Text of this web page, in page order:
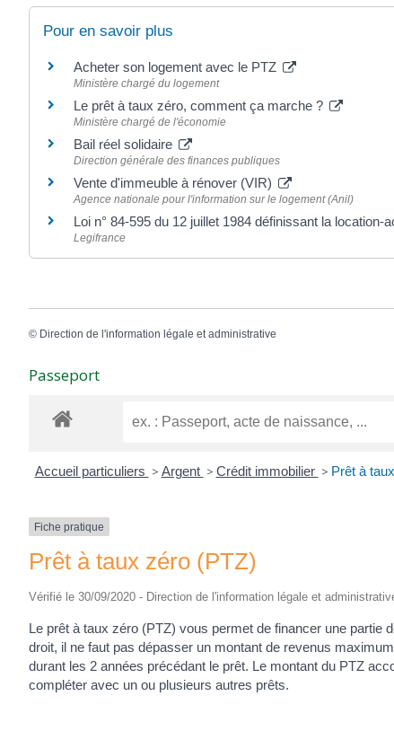
Pour en savoir plus
Acheter son logement avec le PTZ
Ministère chargé du logement
Le prêt à taux zéro, comment ça marche ?
Ministère chargé de l'économie
Bail réel solidaire
Direction générale des finances publiques
Vente d'immeuble à rénover (VIR)
Agence nationale pour l'information sur le logement (Anil)
Loi n° 84-595 du 12 juillet 1984 définissant la location-
Legifrance
© Direction de l'information légale et administrative
Passeport
Accueil particuliers > Argent > Crédit immobilier > Prêt à
Fiche pratique
Prêt à taux zéro (PTZ)
Vérifié le 30/09/2020 - Direction de l'information légale et
Le prêt à taux zéro (PTZ) vous permet de financer une partie
droit, il ne faut pas dépasser un montant de revenus
durant les 2 années précédant le prêt. Le montant du PTZ
compléter avec un ou plusieurs autres prêts.